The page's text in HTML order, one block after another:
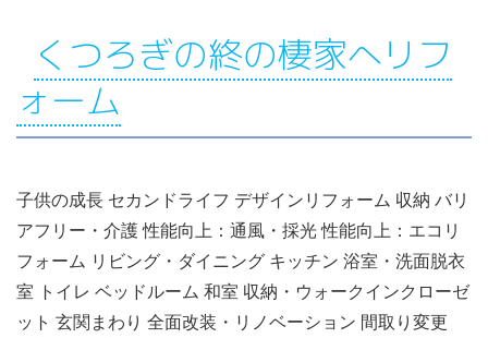
くつろぎの終の棲家へリフ
ォーム
子供の成長 セカンドライフ デザインリフォーム 収納 バリ
アフリー・介護 性能向上：通風・採光 性能向上：エコリ
フォーム リビング・ダイニング キッチン 浴室・洗面脱衣
室 トイレ ベッドルーム 和室 収納・ウォークインクローゼ
ット 玄関まわり 全面改装・リノベーション 間取り変更